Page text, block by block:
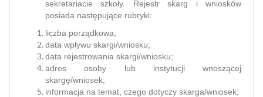
sekretariacie szkoły. Rejestr skarg i wniosków
posiada następujące rubryki:
liczba porządkowa;
data wpływu skargi/wniosku;
data rejestrowania skargi/wniosku;
adres osoby lub instytucji wnoszącej
skargę/wniosek;
informacja na temat, czego dotyczy skarga/wniosek;